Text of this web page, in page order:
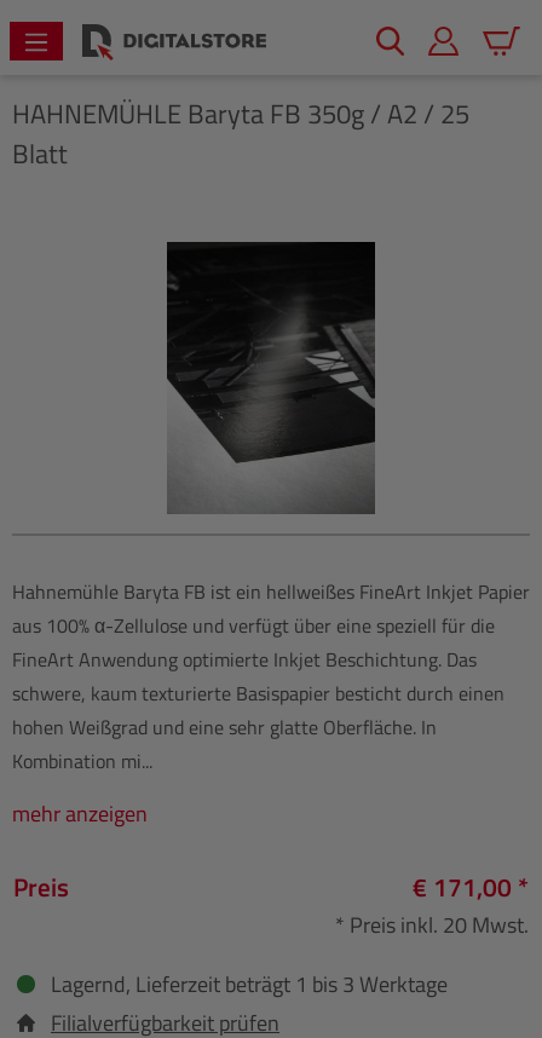
springen
HAHNEMÜHLE Baryta FB 350g / A2 / 25
Blatt
Hahnemühle Baryta FB ist ein hellweißes FineArt Inkjet Papier
aus 100% α-Zellulose und verfügt über eine speziell für die
FineArt Anwendung optimierte Inkjet Beschichtung. Das
schwere, kaum texturierte Basispapier besticht durch einen
hohen Weißgrad und eine sehr glatte Oberfläche. In
Kombination mi...
mehr anzeigen
Preis € 171,00 *
* Preis inkl. 20 Mwst.
Lagernd, Lieferzeit beträgt 1 bis 3 Werktage
Filialverfügbarkeit prüfen